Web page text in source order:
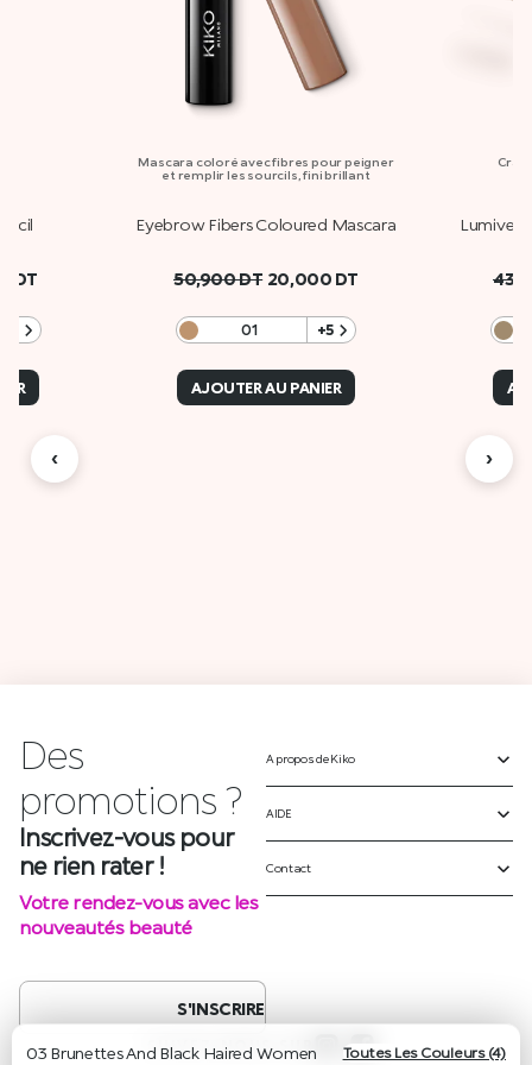
Toutes Les Couleurs (4)
03 Brunettes And Black Haired Women
DT
Mascara coloré avec fibres pour peigner
et remplir les sourcils, fini brillant
Eyebrow Fibers Coloured Mascara
50,900DT 20,000 DT
01 +5
AJOUTER AU PANIER
‹ ›
Des
promotions ?
Inscrivez-vous pour
ne rien rater !
Votre rendez-vous avec les
nouveautés beauté
S'INSCRIRE
A propos de Kiko
AIDE
Contact
SUIVEZ-NOUS SUR